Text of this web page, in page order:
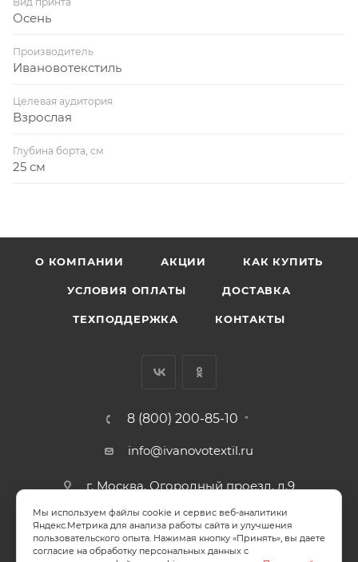
Осень
Производитель
Ивановотекстиль
Целевая аудитория
Взрослая
Глубина борта, см
25 см
О КОМПАНИИ АКЦИИ КАК КУПИТЬ
УСЛОВИЯ ОПЛАТЫ ДОСТАВКА
ТЕХПОДДЕРЖКА КОНТАКТЫ
8 (800) 200-85-10
info@ivanovotextil.ru
г. Москва, Огородный проезд, д.9
СОГЛАСИЕ НА ОБРАБОТКУ ПЕРСОНАЛЬНЫХ ДАННЫХ
Мы используем файлы cookie и сервис веб-аналитики
Яндекс.Метрика для анализа работы сайта и улучшения
пользовательского опыта. Нажимая кнопку «Принять», вы даете
согласие на обработку персональных данных с